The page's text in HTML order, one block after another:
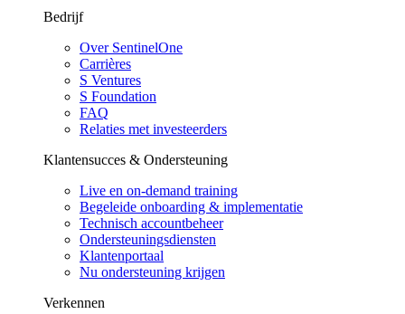
Bedrijf
Over SentinelOne
Carrières
S Ventures
S Foundation
FAQ
Relaties met investeerders
Klantensucces & Ondersteuning
Live en on-demand training
Begeleide onboarding & implementatie
Technisch accountbeheer
Ondersteuningsdiensten
Klantenportaal
Nu ondersteuning krijgen
Verkennen